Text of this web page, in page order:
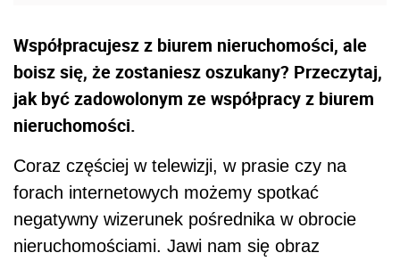
Współpracujesz z biurem nieruchomości, ale
boisz się, że zostaniesz oszukany? Przeczytaj,
jak być zadowolonym ze współpracy z biurem
nieruchomości.
Coraz częściej w telewizji, w prasie czy na
forach internetowych możemy spotkać
negatywny wizerunek pośrednika w obrocie
nieruchomościami. Jawi nam się obraz